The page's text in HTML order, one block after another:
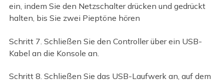
ein, indem Sie den Netzschalter drücken und gedrückt
halten, bis Sie zwei Pieptöne hören
Schritt 7. Schließen Sie den Controller über ein USB-
Kabel an die Konsole an.
Schritt 8. Schließen Sie das USB-Laufwerk an, auf dem